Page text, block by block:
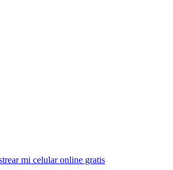
mi celular online gratis